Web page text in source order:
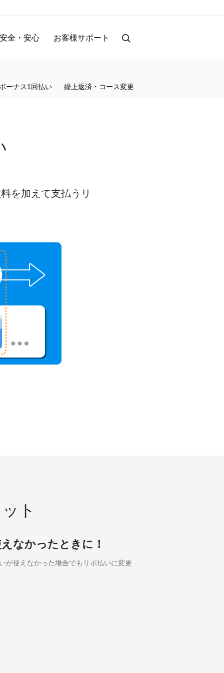
安全・安心
保険サービス
お客様サポート
サービス改善レポート
ボーナス1回払い 繰上返済・コース変更
を加えて支払うリ
ト
なかったときに！
が使えなかった場合でもリボ払いに変更